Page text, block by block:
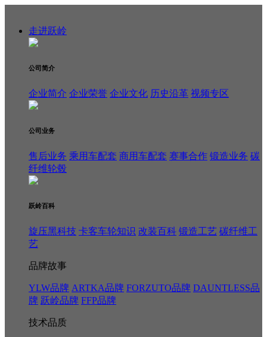
走进跃岭
公司简介
企业简介 企业荣誉 企业文化 历史沿革 视频专区
公司业务
售后业务 乘用车配套 商用车配套 赛事合作 锻造业务 碳
纤维轮毂
跃岭百科
旋压黑科技 卡客车轮知识 改装百科 锻造工艺 碳纤维工
艺
品牌故事
YLW品牌 ARTKA品牌 FORZUTO品牌 DAUNTLESS品
牌 跃岭品牌 FFP品牌
技术品质